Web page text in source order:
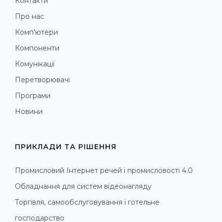
Про нас
Комп'ютери
Компоненти
Комунікації
Перетворювачі
Програми
Новини
ПРИКЛАДИ ТА РІШЕННЯ
Промисловий Інтернет речей і промисловості 4.0
Обладнання для систем відеонагляду
Торгівля, самообслуговування і готельне
господарство